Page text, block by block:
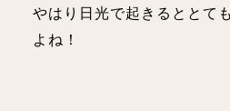
やはり日光で起きるととて
よね！